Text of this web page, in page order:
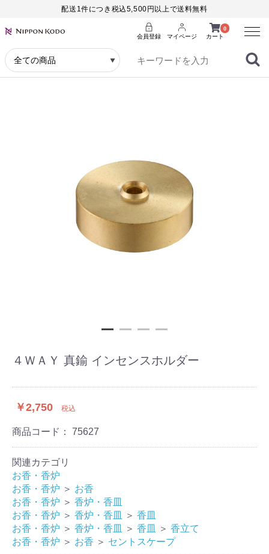
配送1件につき税込5,500円以上で送料無料
0
カート
会員登録 マイページ
Menu
４ＷＡＹ 真鍮 インセンスホルダー
￥2,750 税込
商品コード： 75627
関連カテゴリ
お香・香炉
お香・香炉 ＞ お香
お香・香炉 ＞ 香炉・香皿
お香・香炉 ＞ 香炉・香皿 ＞ 香皿
お香・香炉 ＞ 香炉・香皿 ＞ 香皿 ＞ 香立て
お香・香炉 ＞ お香 ＞ セントスケープ